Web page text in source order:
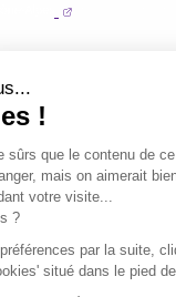
!
sûrs que le contenu de
mais on aimerait
votre visite...
?
par la suite,
situé dans le pied de